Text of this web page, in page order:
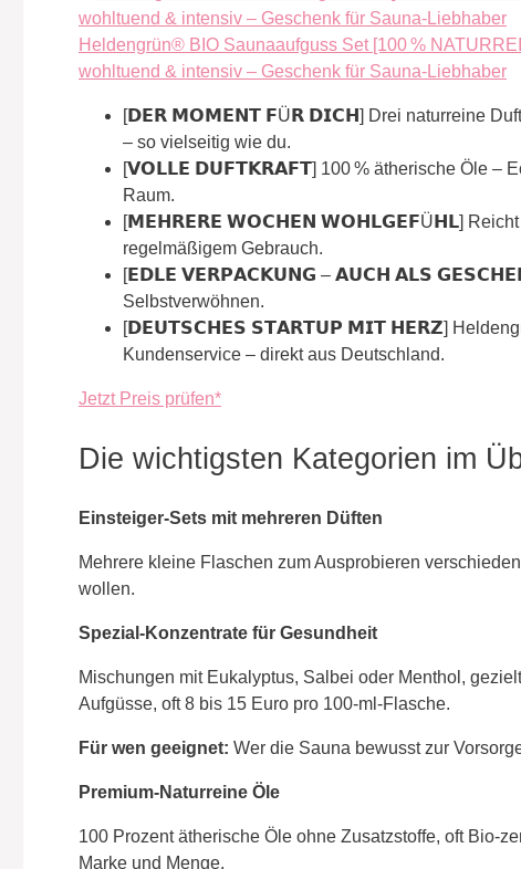
Heldengrün® BIO Saunaaufguss Set [100 %
wohltuend & intensiv – Geschenk für Sauna-Liebhaber
[𝗗𝗘𝗥 𝗠𝗢𝗠𝗘𝗡𝗧 𝗙Ü𝗥 𝗗𝗜𝗖𝗛] Drei naturreine
– so vielseitig wie du.
[𝗩𝗢𝗟𝗟𝗘 𝗗𝗨𝗙𝗧𝗞𝗥𝗔𝗙𝗧] 100 % ätherische Öle –
Raum.
[𝗠𝗘𝗛𝗥𝗘𝗥𝗘 𝗪𝗢𝗖𝗛𝗘𝗡 𝗪𝗢𝗛𝗟𝗚𝗘𝗙Ü𝗛𝗟] Reicht für bis
regelmäßigem Gebrauch.
[𝗘𝗗𝗟𝗘 𝗩𝗘𝗥𝗣𝗔𝗖𝗞𝗨𝗡𝗚 – 𝗔𝗨𝗖𝗛 𝗔𝗟𝗦 𝗚𝗘𝗦𝗖𝗛𝗘𝗡𝗞]
Selbstverwöhnen.
[𝗗𝗘𝗨𝗧𝗦𝗖𝗛𝗘𝗦 𝗦𝗧𝗔𝗥𝗧𝗨𝗣 𝗠𝗜𝗧 𝗛𝗘𝗥𝗭] Heldengrün
Kundenservice – direkt aus Deutschland.
Jetzt Preis prüfen*
Die wichtigsten Kategorien im
Einsteiger-Sets mit mehreren Düften
Mehrere kleine Flaschen zum Ausprobieren
wollen.
Spezial-Konzentrate für Gesundheit
Mischungen mit Eukalyptus, Salbei oder Menthol,
Aufgüsse, oft 8 bis 15 Euro pro 100-ml-Flasche.
Für wen geeignet: Wer die Sauna bewusst zur
Premium-Naturreine Öle
100 Prozent ätherische Öle ohne Zusatzstoffe, oft Bio-
Marke und Menge.